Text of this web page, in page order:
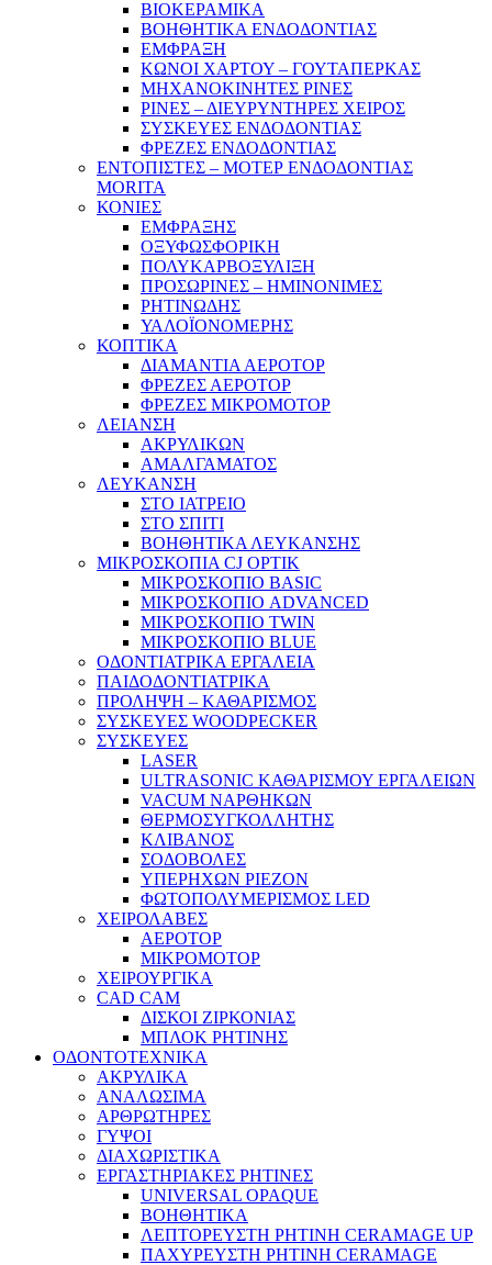
ΒΙΟΚΕΡΑΜΙΚΑ
ΒΟΗΘΗΤΙΚΑ ΕΝΔΟΔΟΝΤΙΑΣ
ΕΜΦΡΑΞΗ
ΚΩΝΟΙ ΧΑΡΤΟΥ – ΓΟΥΤΑΠΕΡΚΑΣ
ΜΗΧΑΝΟΚΙΝΗΤΕΣ ΡΙΝΕΣ
ΡΙΝΕΣ – ΔΙΕΥΡΥΝΤΗΡΕΣ ΧΕΙΡΟΣ
ΣΥΣΚΕΥΕΣ ΕΝΔΟΔΟΝΤΙΑΣ
ΦΡΕΖΕΣ ΕΝΔΟΔΟΝΤΙΑΣ
ΕΝΤΟΠΙΣΤΕΣ – ΜΟΤΕΡ ΕΝΔΟΔΟΝΤΙΑΣ
MORITA
ΚΟΝΙΕΣ
ΕΜΦΡΑΞΗΣ
ΟΞΥΦΩΣΦΟΡΙΚΗ
ΠΟΛΥΚΑΡΒΟΞΥΛΙΞΗ
ΠΡΟΣΩΡΙΝΕΣ – ΗΜΙΝΟΝΙΜΕΣ
ΡΗΤΙΝΩΔΗΣ
ΥΑΛΟΪΟΝΟΜΕΡΗΣ
ΚΟΠΤΙΚΑ
ΔΙΑΜΑΝΤΙΑ ΑΕΡΟΤΟΡ
ΦΡΕΖΕΣ ΑΕΡΟΤΟΡ
ΦΡΕΖΕΣ ΜΙΚΡΟΜΟΤΟΡ
ΛΕΙΑΝΣΗ
ΑΚΡΥΛΙΚΩΝ
ΑΜΑΛΓΑΜΑΤΟΣ
ΛΕΥΚΑΝΣΗ
ΣΤΟ ΙΑΤΡΕΙΟ
ΣΤΟ ΣΠΙΤΙ
ΒΟΗΘΗΤΙΚΑ ΛΕΥΚΑΝΣΗΣ
ΜΙΚΡΟΣΚΟΠΙΑ CJ OPTIK
ΜΙΚΡΟΣΚΟΠΙΟ BASIC
ΜΙΚΡΟΣΚΟΠΙΟ ADVANCED
ΜΙΚΡΟΣΚΟΠΙΟ TWIN
ΜΙΚΡΟΣΚΟΠΙΟ BLUE
ΟΔΟΝΤΙΑΤΡΙΚΑ ΕΡΓΑΛΕΙΑ
ΠΑΙΔΟΔΟΝΤΙΑΤΡΙΚΑ
ΠΡΟΛΗΨΗ – ΚΑΘΑΡΙΣΜΟΣ
ΣΥΣΚΕΥΕΣ WOODPECKER
ΣΥΣΚΕΥΕΣ
LASER
ULTRASONIC ΚΑΘΑΡΙΣΜΟΥ ΕΡΓΑΛΕΙΩΝ
VACUM ΝΑΡΘΗΚΩΝ
ΘΕΡΜΟΣΥΓΚΟΛΛΗΤΗΣ
ΚΛΙΒΑΝΟΣ
ΣΟΔΟΒΟΛΕΣ
ΥΠΕΡΗΧΩΝ PIEZON
ΦΩΤΟΠΟΛΥΜΕΡΙΣΜΟΣ LED
ΧΕΙΡΟΛΑΒΕΣ
ΑΕΡΟΤΟΡ
ΜΙΚΡΟΜΟΤΟΡ
ΧΕΙΡΟΥΡΓΙΚΑ
CAD CAM
ΔΙΣΚΟΙ ΖΙΡΚΟΝΙΑΣ
ΜΠΛΟΚ ΡΗΤΙΝΗΣ
ΟΔΟΝΤΟΤΕΧΝΙΚΑ
ΑΚΡΥΛΙΚΑ
ΑΝΑΛΩΣΙΜΑ
ΑΡΘΡΩΤΗΡΕΣ
ΓΥΨΟΙ
ΔΙΑΧΩΡΙΣΤΙΚΑ
ΕΡΓΑΣΤΗΡΙΑΚΕΣ ΡΗΤΙΝΕΣ
UNIVERSAL OPAQUE
ΒΟΗΘΗΤΙΚΑ
ΛΕΠΤΟΡΕΥΣΤΗ ΡΗΤΙΝΗ CERAMAGE UP
ΠΑΧΥΡΕΥΣΤΗ ΡΗΤΙΝΗ CERAMAGE